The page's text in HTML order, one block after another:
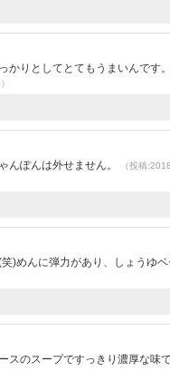
かりとしてとてもうまいんです
んぽんは外せません。
（投稿
)めんに弾力があり、しょうゆベ
スのスープですっきり濃厚な味